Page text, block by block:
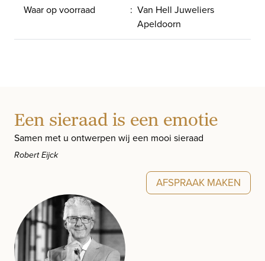
Waar op voorraad : Van Hell Juweliers
Apeldoorn
Een sieraad is een emotie
Samen met u ontwerpen wij een mooi sieraad
Robert Eijck
AFSPRAAK MAKEN